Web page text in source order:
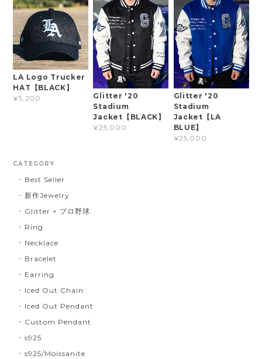
LA Logo Trucker
HAT【BLACK】
¥5,200
Glitter '20
Stadium
Jacket【BLACK】
¥25,000
Glitter '20
Stadium
Jacket【LA
BLUE】
¥25,000
CATEGORY
Best Seller
新作Jewelry
Glitter × プロ野球
Ring
Necklace
Bracelet
Earring
Iced Out Chain
Iced Out Pendant
Custom Pendant
s925
s925/Moissanite